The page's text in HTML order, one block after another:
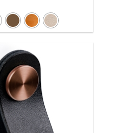
3,58€
à
7,48€